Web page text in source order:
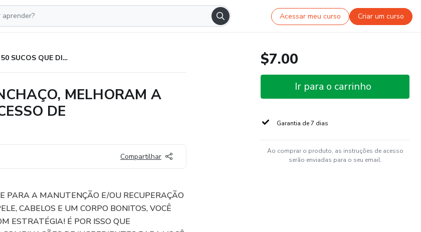
Acessar meu curso Criar um curso
OS 50 SUCOS QUE DIMINUEM O INCHAÇO, MELHORAM A SUA SAÚDE E AUXILIAM NO PROCESSO DE EMAGRECIMENTO SAUDÁVEL
MELHORAM A
DE
Compartilhar
PARA A MANUTENÇÃO E/OU RECUPERAÇÃO
CABELOS E UM CORPO BONITOS, VOCÊ
ESTRATÉGIA! É POR ISSO QUE
$7.00
Ir para o carrinho
Garantia de 7 dias
Ao comprar o produto, as instruções de acesso
serão enviadas para o seu email.